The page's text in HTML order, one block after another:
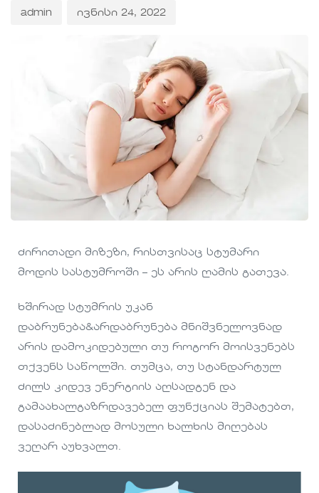
admin ივნისი 24, 2022
ძირითადი მიზეზი, რისთვისაც სტუმარი
მოდის სასტუმროში – ეს არის ღამის გათევა.
ხშირად სტუმრის უკან
დაბრუნება&არდაბრუნება მნიშვნელოვნად
არის დამოკიდებული თუ როგორ მოისვენებს
თქვენს საწოლში. თუმცა, თუ სტანდარტულ
ძილს კიდევ ენერგიის აღსადგენ და
გამაახალგაზრდავებელ ფუნქციას შემატებთ,
დასაძინებლად მოსული ხალხის მიღებას
ვეღარ აუხვალთ.